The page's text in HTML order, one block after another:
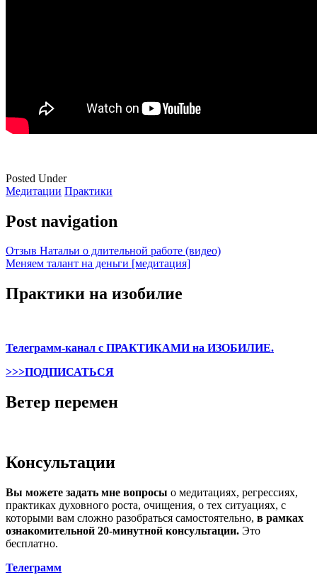
Posted Under
Медитации Практики
Post navigation
Отзыв Натальи о длительной работе (видео)
Меняем талант на деньги [медитация]
Практики на изобилие
Телеграмм-канал с ПРАКТИКАМИ на ИЗОБИЛИЕ.
>>>ПОДПИСАТЬСЯ
Ветер перемен
Консультации
Вы можете задать мне вопросы о медитациях, регрессиях,
практиках духовного роста, очищения, о тех ситуациях, с
которыми вам сложно разобраться самостоятельно, в рамках
ознакомительной 20-минутной консультации. Это
бесплатно.
Телеграмм